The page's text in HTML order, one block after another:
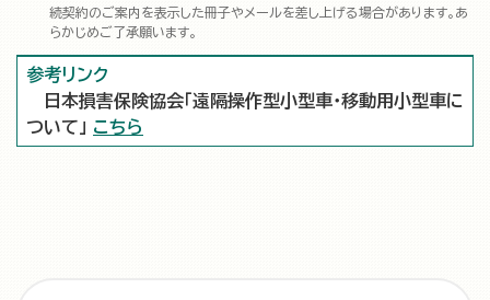
続契約のご案内を表示した冊子やメールを差し上げる場合があります。あ
らかじめご了承願います。
参考リンク
日本損害保険協会「遠隔操作型小型車・移動用小型車に
ついて」 こちら